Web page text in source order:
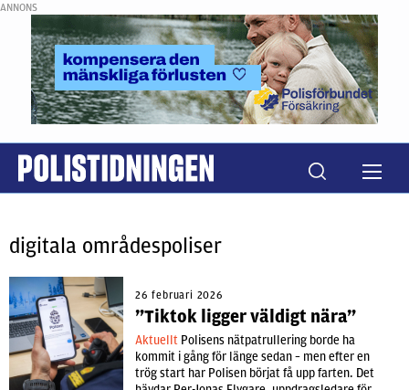
ANNONS
digitala områdespoliser
26 februari 2026
”Tiktok ligger väldigt nära”
Aktuellt Polisens nätpatrullering borde ha
kommit i gång för länge sedan – men efter en
trög start har Polisen börjat få upp farten. Det